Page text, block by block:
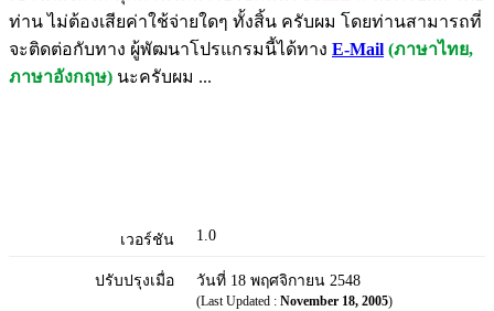
ท่าน ไม่ต้องเสียค่าใช้จ่ายใดๆ ทั้งสิ้น ครับผม โดยท่านสามารถที่
จะติดต่อกับทาง ผู้พัฒนาโปรแกรมนี้ได้ทาง E-Mail (ภาษาไทย,
ภาษาอังกฤษ) นะครับผม ...
เวอร์ชัน 1.0
ปรับปรุงเมื่อ วันที่ 18 พฤศจิกายน 2548
(Last Updated : November 18, 2005)